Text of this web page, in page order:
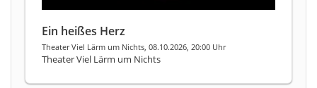
Ein heißes Herz
Theater Viel Lärm um Nichts, 08.10.2026, 20:00 Uhr
Theater Viel Lärm um Nichts